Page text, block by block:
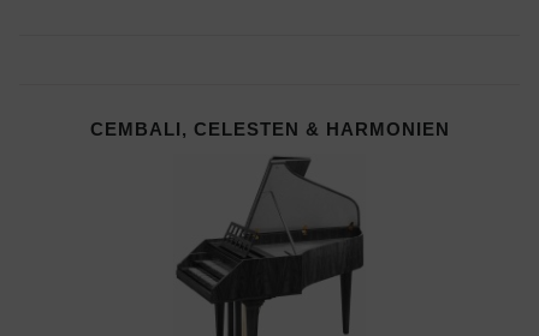
CEMBALI, CELESTEN & HARMONIEN